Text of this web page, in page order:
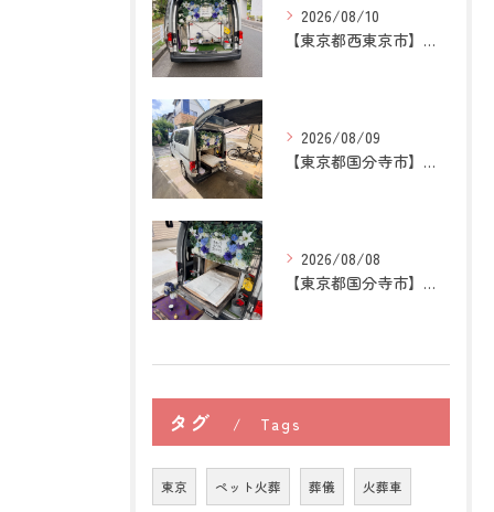
2026/08/10
【東京都西東京市】猫の訪問ペット火葬｜ごはんを用意する時間に...
2026/08/09
【東京都国分寺市】猫の訪問ペット火葬｜煙や遺骨への不安を残さ...
2026/08/08
【東京都国分寺市】うさぎの訪問ペット火葬｜牧草を替える時間が...
タグ Tags
東京 ペット火葬 葬儀 火葬車